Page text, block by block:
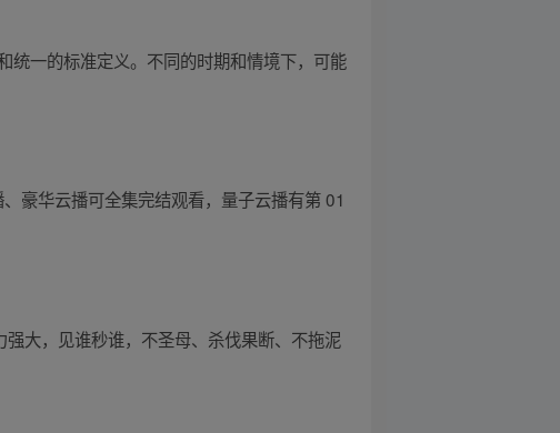
统一的标准定义。不同的时期和情境下，可能
豪华云播可全集完结观看，量子云播有第 01
大，见谁秒谁，不圣母、杀伐果断、不拖泥